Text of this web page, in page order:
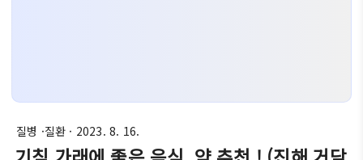
질병 ·질환 · 2023. 8. 16.